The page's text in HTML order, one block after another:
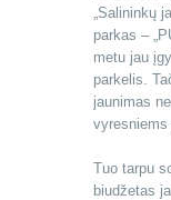
„Salininkų
parkas –
metu jau
parkelis.
jaunimas
vyresniems
Tuo tarpu
biudžetas